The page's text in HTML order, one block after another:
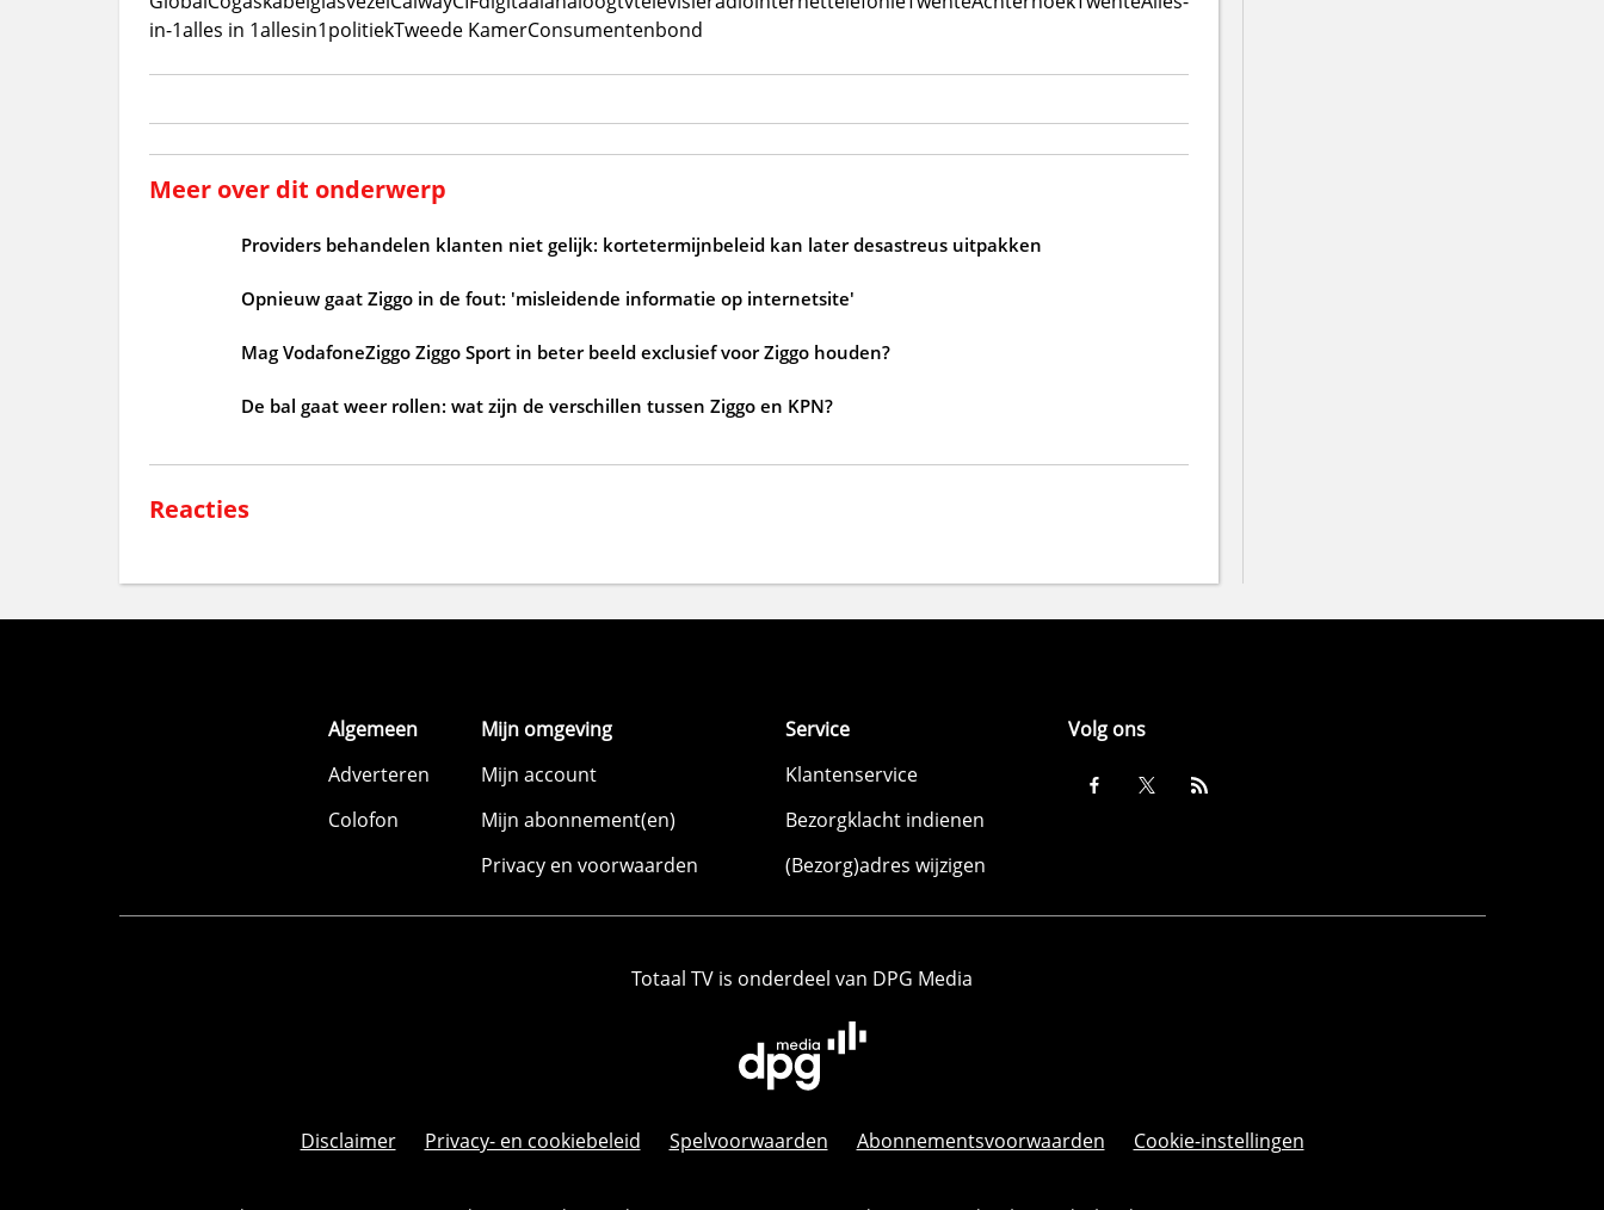
in-1alles in 1allesin1politiekTweede KamerConsumentenbond
Meer over dit onderwerp
Providers behandelen klanten niet gelijk: kortetermijnbeleid kan later desastreus uitpakken
Opnieuw gaat Ziggo in de fout: 'misleidende informatie op internetsite'
Mag VodafoneZiggo Ziggo Sport in beter beeld exclusief voor Ziggo houden?
De bal gaat weer rollen: wat zijn de verschillen tussen Ziggo en KPN?
Reacties
Algemeen
Adverteren
Colofon
Mijn omgeving
Mijn account
Mijn abonnement(en)
Privacy en voorwaarden
Service
Klantenservice
Bezorgklacht indienen
(Bezorg)adres wijzigen
Volg ons
Totaal TV is onderdeel van DPG Media
Disclaimer Privacy- en cookiebeleid Spelvoorwaarden Abonnementsvoorwaarden Cookie-instellingen